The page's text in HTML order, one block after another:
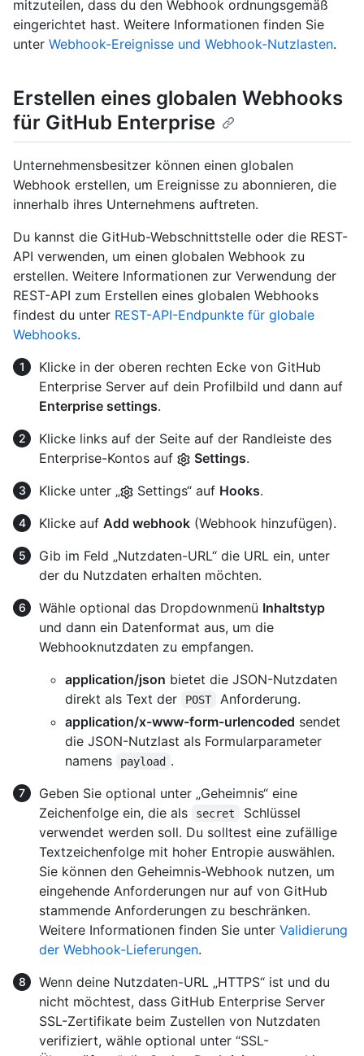
mitzuteilen, dass du den Webhook ordnungsgemäß
eingerichtet hast. Weitere Informationen finden Sie
unter Webhook-Ereignisse und Webhook-Nutzlasten.
Erstellen eines globalen Webhooks
für GitHub Enterprise
Unternehmensbesitzer können einen globalen
Webhook erstellen, um Ereignisse zu abonnieren, die
innerhalb ihres Unternehmens auftreten.
Du kannst die GitHub-Webschnittstelle oder die REST-
API verwenden, um einen globalen Webhook zu
erstellen. Weitere Informationen zur Verwendung der
REST-API zum Erstellen eines globalen Webhooks
findest du unter REST-API-Endpunkte für globale
Webhooks.
Klicke in der oberen rechten Ecke von GitHub
Enterprise Server auf dein Profilbild und dann auf
Enterprise settings.
Klicke links auf der Seite auf der Randleiste des
Enterprise-Kontos auf
Settings.
Klicke unter „
Settings“ auf Hooks.
Klicke auf Add webhook (Webhook hinzufügen).
Gib im Feld „Nutzdaten-URL“ die URL ein, unter
der du Nutzdaten erhalten möchten.
Wähle optional das Dropdownmenü Inhaltstyp
und dann ein Datenformat aus, um die
Webhooknutzdaten zu empfangen.
application/json bietet die JSON-Nutzdaten
direkt als Text der
POST
Anforderung.
application/x-www-form-urlencoded sendet
die JSON-Nutzlast als Formularparameter
namens
payload .
Geben Sie optional unter „Geheimnis“ eine
Zeichenfolge ein, die als
secret
Schlüssel
verwendet werden soll. Du solltest eine zufällige
Textzeichenfolge mit hoher Entropie auswählen.
Sie können den Geheimnis-Webhook nutzen, um
eingehende Anforderungen nur auf von GitHub
stammende Anforderungen zu beschränken.
Weitere Informationen finden Sie unter Validierung
der Webhook-Lieferungen.
Wenn deine Nutzdaten-URL „HTTPS“ ist und du
nicht möchtest, dass GitHub Enterprise Server
SSL-Zertifikate beim Zustellen von Nutzdaten
verifiziert, wähle optional unter “SSL-